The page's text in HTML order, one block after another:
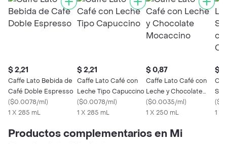
$ 2,21
Caffe Lato Bebida de
Café Doble Espresso
($0.0078/ml)
1 X 285 mL
$ 2,21
Caffe Lato Café con
Leche Tipo Capuccino
($0.0078/ml)
1 X 285 mL
$ 0,87
Caffe Lato Café con
Leche y Chocolate
Mocaccino
($0.0035/ml)
1 X 250 mL
$
(
1 X
Productos complementarios en Mi